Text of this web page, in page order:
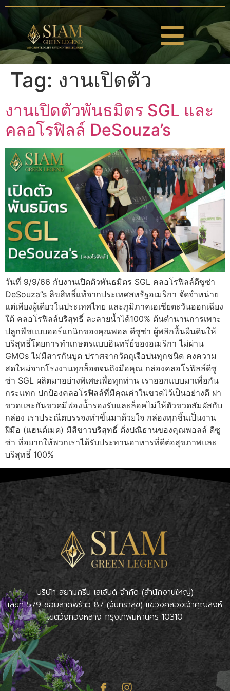
Tag: งานเปิดตัว
งานเปิดตัวพันธมิตร SGL และ
คลอโรฟิลล์ DeSouza’s
วันที่ 9/9/66 กับงานเปิดตัวพันธมิตร SGL คลอโรฟิลล์ดีซูซ่า
DeSouza”s ลิขสิทธิ์แท้จากประเทศสหรัฐอเมริกา จัดจำหน่าย
แต่เพียงผู้เดียวในประเทศไทย และภูมิภาคเอเซียตะวันออกเฉียง
ใต้ คลอโรฟิลล์บริสุทธิ์ ละลายน้ำได้100% ต้นตำนานการเพาะ
ปลูกพืชแบบออร์แกนิกของคุณพอล ดีซูซ่า ผู้พลิกฟื้นผืนดินให้
บริสุทธิ์โดยการทำเกษตรแบบอินทรีย์ของอเมริกา ไม่ผ่าน
GMOs ไม่มีสารกันบูด ปราศจากวัตถุเจือปนทุกชนิด คงความ
สดใหม่จากโรงงานทุกล็อตจนถึงมือคุณ กล่องคลอโรฟิลล์ดีซู
ซ่า SGL ผลิตมาอย่างพิเศษเพื่อทุกท่าน เราออกแบบมาเพื่อกัน
กระแทก ปกป้องคลอโรฟิลล์ที่มีคุณค่าในขวดไว้เป็นอย่างดี ฝา
ขวดและกันขวดมีฟองน้ำรองรับและล็อคไม่ให้ตัวขวดสัมผัสกับ
กล่อง เราประณีตบรรจงทำขึ้นมาด้วยใจ กล่องทุกชิ้นเป็นงาน
ฝีมือ (แฮนด์เมด) มีสีขาวบริสุทธิ์ ดั่งปณิธานของคุณพอลล์ ดีซู
ซ่า ที่อยากให้พวกเราได้รับประทานอาหารที่ดีต่อสุขภาพและ
บริสุทธิ์ 100%
บริษัท สยามกรีน เลเจ้นด์ จำกัด (สำนักงานใหญ่)
เลขที่ 579 ซอยลาดพร้าว 87 (จันทราสุข) แขวงคลองเจ้าคุณสิงห์
เขตวังทองหลาง กรุงเทพมหานคร 10310